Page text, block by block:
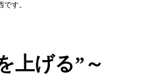
す。
上げる”～